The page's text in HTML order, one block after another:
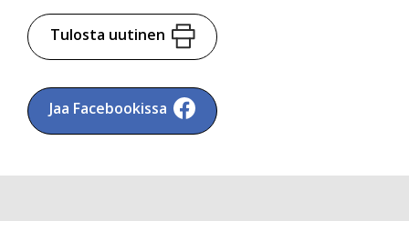
Tulosta uutinen
Jaa Facebookissa